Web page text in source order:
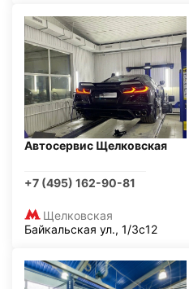
Автосервис Щелковская
+7 (495) 162-90-81
Щелковская
Байкальская ул., 1/3с12